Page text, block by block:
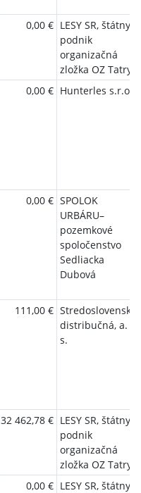
0,00 € LESY SR, štátny
podnik
organizačná
zložka OZ Tatry
0,00 € Hunterles s.r.o.
0,00 € SPOLOK
URBÁRU–
pozemkové
spoločenstvo
Sedliacka
Dubová
111,00 € Stredoslovenská
distribučná, a.
s.
32 462,78 € LESY SR, štátny
podnik
organizačná
zložka OZ Tatry
0,00 € LESY SR, štátny